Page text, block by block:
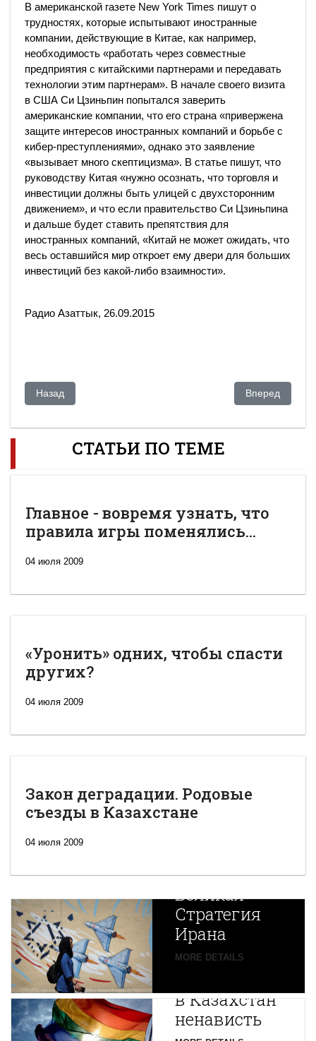
В американской газете New York Times пишут о
трудностях, которые испытывают иностранные
компании, действующие в Китае, как например,
необходимость «работать через совместные
предприятия с китайскими партнерами и передавать
технологии этим партнерам». В начале своего визита
в США Си Цзиньпин попытался заверить
американские компании, что его страна «привержена
защите интересов иностранных компаний и борьбе с
кибер-преступлениями», однако это заявление
«вызывает много скептицизма». В статье пишут, что
руководству Китая «нужно осознать, что торговля и
инвестиции должны быть улицей с двухсторонним
движением», и что если правительство Си Цзиньпина
и дальше будет ставить препятствия для
иностранных компаний, «Китай не может ожидать, что
весь оставшийся мир откроет ему двери для больших
инвестиций без какой-либо взаимности».
Радио Азаттык, 26.09.2015
Предыдущий: Ринкевич: экономические отношения с
Назад Следующий:
Вперед
СТАТЬИ ПО ТЕМЕ
Главное - вовремя узнать, что
правила игры поменялись...
04 июля 2009
«Уронить» одних, чтобы спасти
других?
04 июля 2009
Закон деградации. Родовые
съезды в Казахстане
04 июля 2009
Новая
Великая
Стратегия
Ирана
MORE DETAILS
Путин
в Казахстан
ненависть
Центральной
Азии